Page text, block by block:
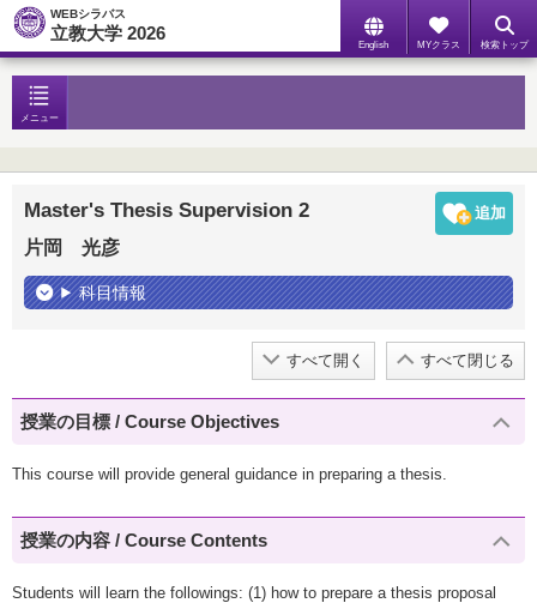
WEBシラバス
立教大学 2026
English MYクラス 検索トップ
メニュー
Master's Thesis Supervision 2
片岡 光彦
科目情報
すべて開く すべて閉じる
授業の目標 / Course Objectives
This course will provide general guidance in preparing a thesis.
授業の内容 / Course Contents
Students will learn the followings: (1) how to prepare a thesis proposal